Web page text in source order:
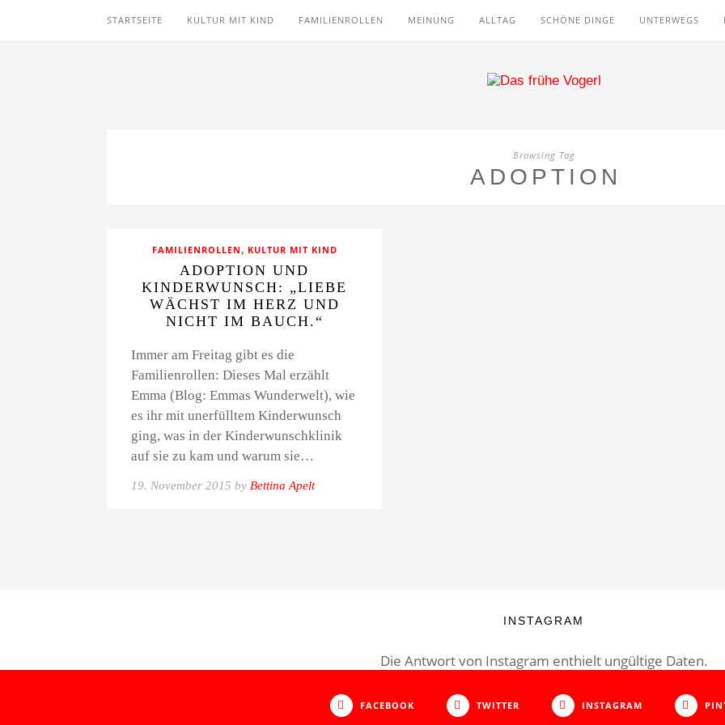
STARTSEITE KULTUR MIT KIND FAMILIENROLLEN MEINUNG ALLTAG SCHÖNE DINGE UNTERWEGS
Browsing Tag
ADOPTION
FAMILIENROLLEN , KULTUR MIT KIND
ADOPTION UND
KINDERWUNSCH: „LIEBE
WÄCHST IM HERZ UND
NICHT IM BAUCH.“
Immer am Freitag gibt es die
Familienrollen: Dieses Mal erzählt
Emma (Blog: Emmas Wunderwelt), wie
es ihr mit unerfülltem Kinderwunsch
ging, was in der Kinderwunschklinik
auf sie zu kam und warum sie…
19. November 2015 by Bettina Apelt
INSTAGRAM
Die Antwort von Instagram enthielt ungültige Daten.
FACEBOOK TWITTER INSTAGRAM